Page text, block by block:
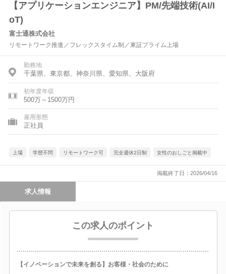
【アプリケーションエンジニア】PM/先端技術(AI/I
oT)
富士通株式会社
リモートワーク推進／フレックスタイム制／東証プライム上場
勤務地
千葉県、東京都、神奈川県、愛知県、大阪府
初年度年収
500万～1500万円
雇用形態
正社員
上場 学歴不問 リモートワーク可 完全週休2日制 女性のおしごと掲載中
掲載終了日：2026/04/16
求人情報
この求人のポイント
【イノベーションで未来を創る】お客様・社会のために